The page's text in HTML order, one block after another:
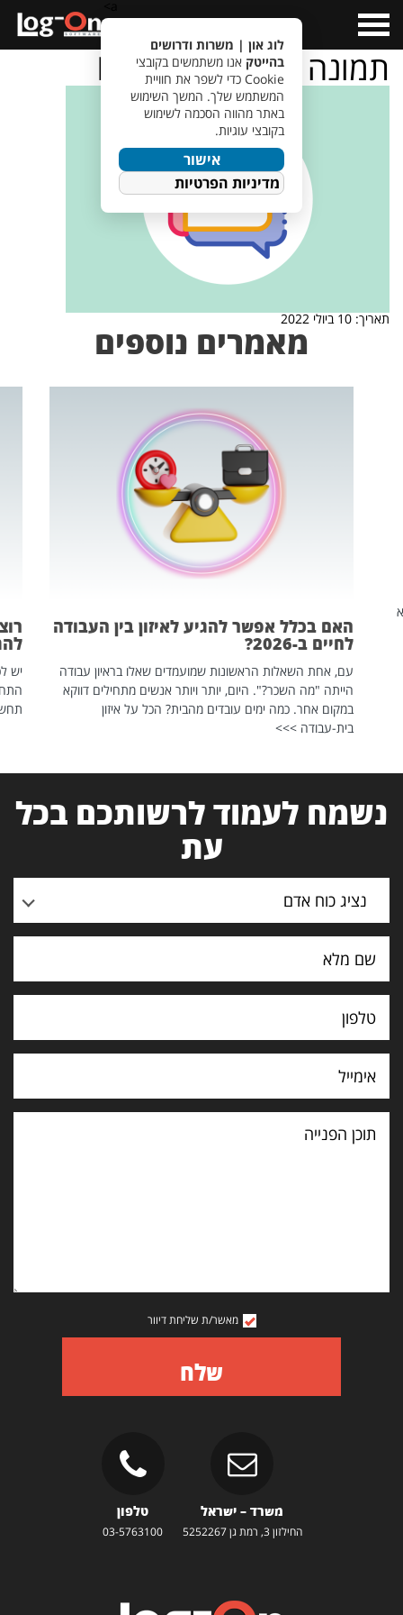
Menu
תמונה לכתבה ראיון HR
תאריך: 10 ביולי 2022
מאמרים נוספים
האם בכלל אפשר להגיע לאיזון בין העבודה
לחיים ב-2026?
עם, אחת השאלות הראשונות שמועמדים שאלו בראיון עבודה
הייתה "מה השכר?". היום, יותר ויותר אנשים מתחילים דווקא
במקום אחר. כמה ימים עובדים מהבית? הכל על איזון
בית-עבודה >>>
יש
נשמח לעמוד לרשותכם בכל
עת
נציג כוח אדם
תוכן
הפנייה
מאשר/ת שליחת דיוור
שלח
משרד – ישראל
החילזון 3, רמת גן 5252267
טלפון
03-5763100
לוג און | משרות ודרושים
בהייטק אנו משתמשים בקובצי
Cookie כדי לשפר את חוויית
המשתמש שלך. המשך השימוש
באתר מהווה הסכמה לשימוש
בקובצי עוגיות.
אישור
מדיניות הפרטיות